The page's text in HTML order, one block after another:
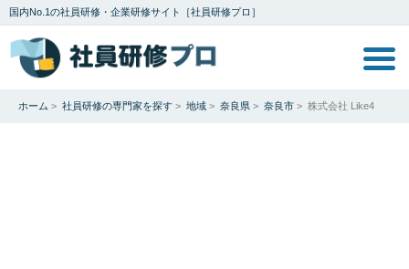
国内No.1の社員研修・企業研修サイト［社員研修プロ］
ホーム > 社員研修の専門家を探す > 地域 > 奈良県 > 奈良市 > 株式会社 Like4